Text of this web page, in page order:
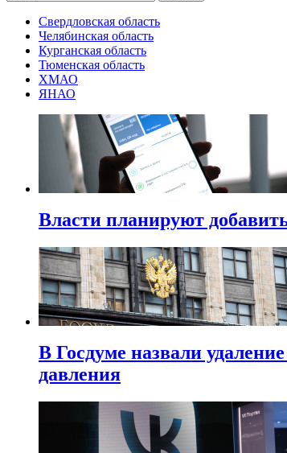
Свердловская область
Челябинская область
Курганская область
Тюменская область
ХМАО
ЯНАО
Власти планируют
В Госдуме назвали
давления